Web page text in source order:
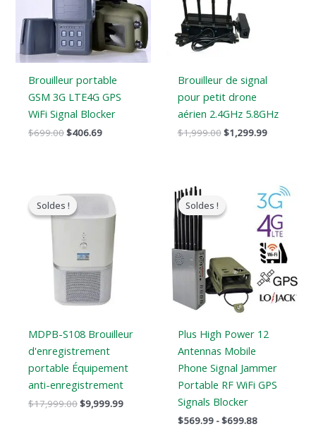
Brouilleur portable
GSM 3G LTE4G GPS
WiFi Signal Blocker
$699.00$406.69
Brouilleur de signal
pour petit drone
aérien 2.4GHz 5.8GHz
$1,999.00$1,299.99
Soldes !
Soldes !
MDPB-S108 Brouilleur
d'enregistrement
portable Équipement
anti-enregistrement
$17,999.00
était
$17,999.00.
$9,999.99
Soldes !
Soldes !
Plus High Power 12
Antennas Mobile
Phone Signal Jammer
Portable RF WiFi GPS
Signals Blocker
$569.99 -$699.88
Gamme
de
prix
$569.99
à
$699.88